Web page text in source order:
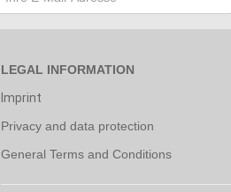
LEGAL INFORMATION
Imprint
Privacy and data protection
General Terms and Conditions